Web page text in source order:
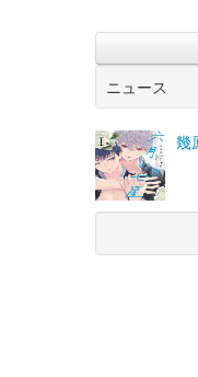
ニュース
幾